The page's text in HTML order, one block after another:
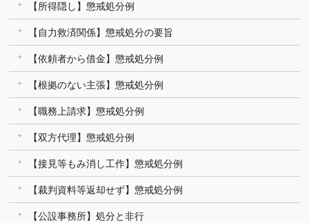
【所得隠し】懲戒処分例
【自力救済関係】懲戒処分の要旨
【依頼者から借金】懲戒処分例
【根拠のない主張】懲戒処分例
【職務上請求】懲戒処分例
【双方代理】懲戒処分例
【接見等もみ消し工作】懲戒処分例
【裁判資料等返却せず】懲戒処分例
【公設事務所】処分と非行